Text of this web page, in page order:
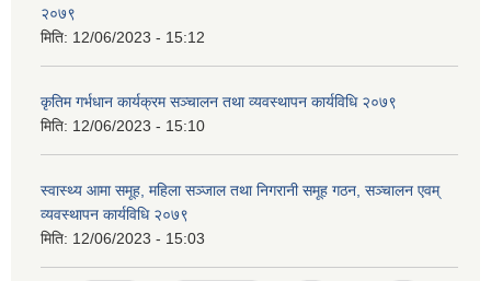
२०७९
मिति: 12/06/2023 - 15:12
कृतिम गर्भधान कार्यक्रम सञ्चालन तथा व्यवस्थापन कार्यविधि २०७९
मिति: 12/06/2023 - 15:10
स्वास्थ्य आमा समूह, महिला सञ्जाल तथा निगरानी समूह गठन, सञ्चालन एवम्
व्यवस्थापन कार्यविधि २०७९
मिति: 12/06/2023 - 15:03